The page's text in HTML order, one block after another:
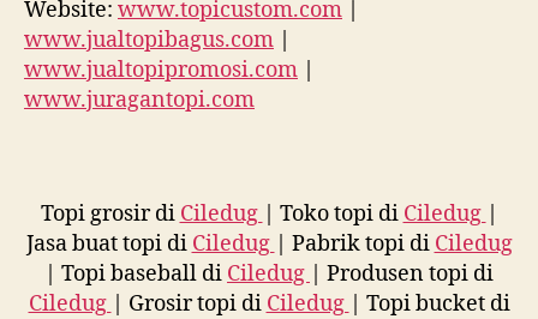
Website: www.topicustom.com
www.jualtopibagus.com
www.jualtopipromosi.com
www.juragantopi.com
Topi grosir di Ciledug | Toko topi di Ciledug
Jasa buat topi di Ciledug | Pabrik topi di Ciledug
| Topi baseball di Ciledug
| Produsen topi di
Ciledug
| Grosir topi di Ciledug
| Topi bucket di